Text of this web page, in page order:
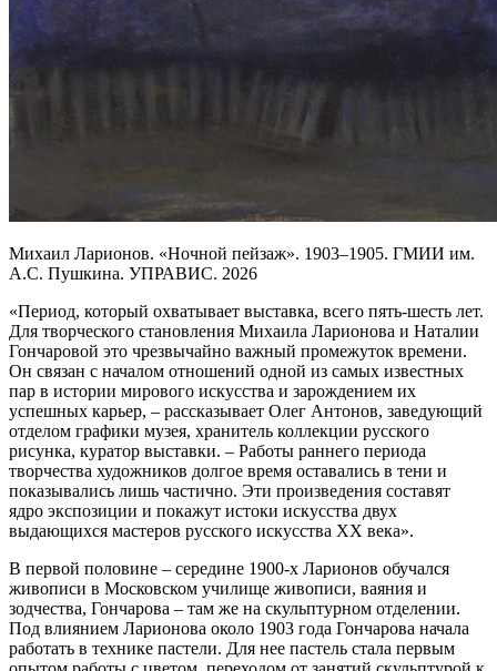
Михаил Ларионов. «Ночной пейзаж». 1903–1905. ГМИИ им.
А.С. Пушкина. УПРАВИС. 2026
«Период, который охватывает выставка, всего пять-шесть лет.
Для творческого становления Михаила Ларионова и Наталии
Гончаровой это чрезвычайно важный промежуток времени.
Он связан с началом отношений одной из самых известных
пар в истории мирового искусства и зарождением их
успешных карьер, – рассказывает Олег Антонов, заведующий
отделом графики музея, хранитель коллекции русского
рисунка, куратор выставки. – Работы раннего периода
творчества художников долгое время оставались в тени и
показывались лишь частично. Эти произведения составят
ядро экспозиции и покажут истоки искусства двух
выдающихся мастеров русского искусства XX века».
В первой половине – середине 1900-х Ларионов обучался
живописи в Московском училище живописи, ваяния и
зодчества, Гончарова – там же на скульптурном отделении.
Под влиянием Ларионова около 1903 года Гончарова начала
работать в технике пастели. Для нее пастель стала первым